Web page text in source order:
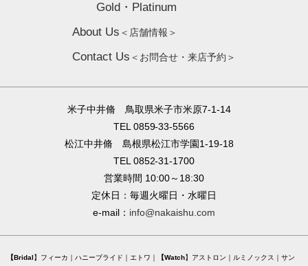
Gold・Platinum
About Us ＜店舗情報＞
Contact Us ＜お問合せ・来店予約＞
米子中井脩 鳥取県米子市米原7-1-14
TEL 0859-33-5566
松江中井脩 島根県松江市学園1-19-18
TEL 0852-31-1700
営業時間 10:00～18:30
定休日：毎週火曜日・水曜日
e-mail： info@nakaishu.com
Bridal フィーカ ハニーブライド エトワ Watch アストロン ルミノックス
サン